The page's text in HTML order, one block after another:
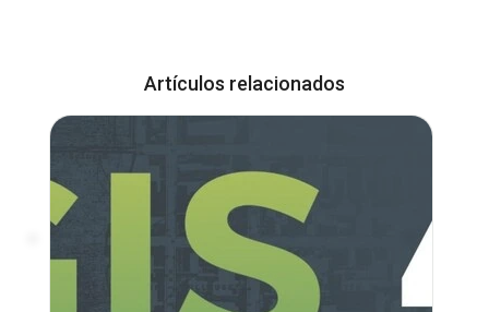
Artículos relacionados